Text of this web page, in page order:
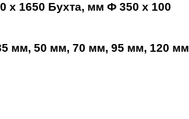
x 1650 Бухта, мм Ф 350 x 100
мм, 50 мм, 70 мм, 95 мм, 120